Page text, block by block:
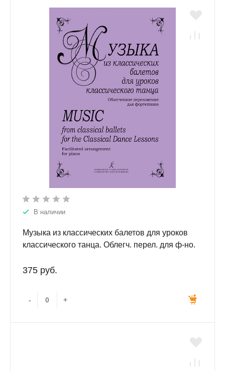
В наличии
Музыка из классических балетов для уроков
классического танца. Облегч. перел. для ф-но.
375 руб.
- +